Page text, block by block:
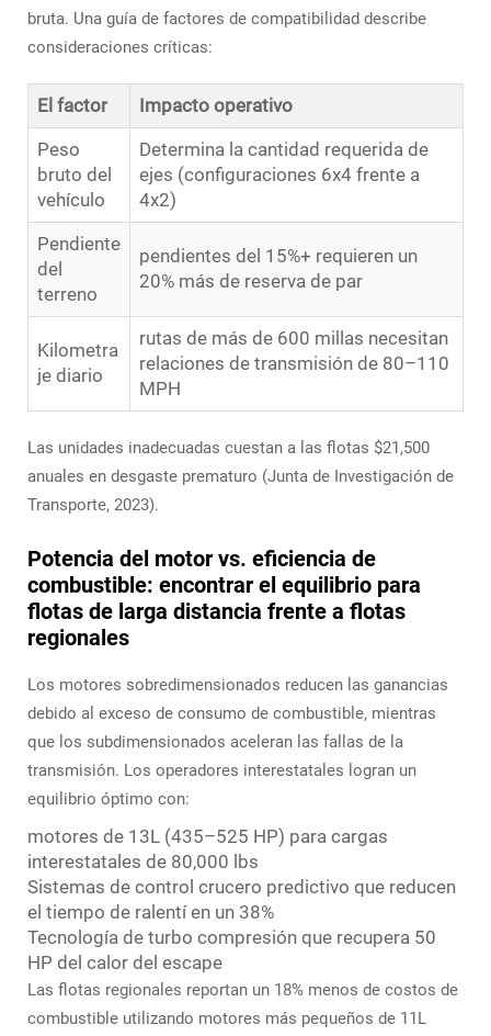
bruta. Una guía de factores de compatibilidad describe
consideraciones críticas:
El factor
Impacto operativo
Peso
bruto del
vehículo
Determina la cantidad requerida de
ejes (configuraciones 6x4 frente a
4x2)
Pendiente
del
terreno
pendientes del 15%+ requieren un
20% más de reserva de par
Kilometra
je diario
rutas de más de 600 millas necesitan
relaciones de transmisión de 80–110
MPH
Las unidades inadecuadas cuestan a las flotas $21,500
anuales en desgaste prematuro (Junta de Investigación de
Transporte, 2023).
Potencia del motor vs. eficiencia de
combustible: encontrar el equilibrio para
flotas de larga distancia frente a flotas
regionales
Los motores sobredimensionados reducen las ganancias
debido al exceso de consumo de combustible, mientras
que los subdimensionados aceleran las fallas de la
transmisión. Los operadores interestatales logran un
equilibrio óptimo con:
motores de 13L (435–525 HP) para cargas
interestatales de 80,000 lbs
Sistemas de control crucero predictivo que reducen
el tiempo de ralentí en un 38%
Tecnología de turbo compresión que recupera 50
HP del calor del escape
Las flotas regionales reportan un 18% menos de costos de
combustible utilizando motores más pequeños de 11L